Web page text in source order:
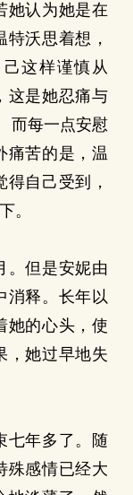
她认为她是在
沃思着想，
这样谨慎从
这是她忍痛与
而每一点安慰
痛苦的是，温
自己受到，
。
但是安妮由
消释。长年以
她的心头，使
，她过早地失
年多了。随
殊感情已经大